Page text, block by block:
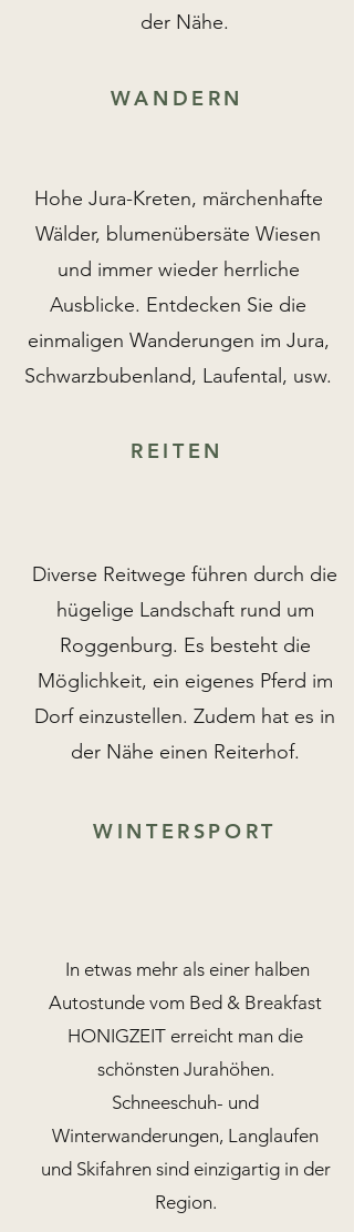
der Nähe.
WANDERN
Hohe Jura-Kreten, märchenhafte
Wälder, blumenübersäte Wiesen
und immer wieder herrliche
Ausblicke. Entdecken Sie die
einmaligen Wanderungen im Jura,
Schwarzbubenland, Laufental, usw.
REITEN
Diverse Reitwege führen durch die
hügelige Landschaft rund um
Roggenburg. Es besteht die
Möglichkeit, ein eigenes Pferd im
Dorf einzustellen. Zudem hat es in
der Nähe einen Reiterhof.
WINTERSPORT
In etwas mehr als einer halben
Autostunde vom Bed & Breakfast
HONIGZEIT erreicht man die
schönsten Jurahöhen.
Schneeschuh- und
Winterwanderungen, Langlaufen
und Skifahren sind einzigartig in der
Region.